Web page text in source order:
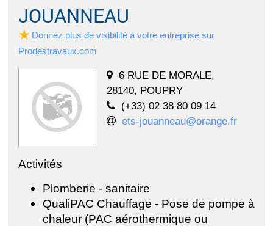
JOUANNEAU
Donnez plus de visibilité à votre entreprise sur
Prodestravaux.com
6 RUE DE MORALE,
28140, POUPRY
(+33) 02 38 80 09 14
ets-jouanneau@orange.fr
Activités
Plomberie - sanitaire
QualiPAC Chauffage - Pose de pompe à
chaleur (PAC aérothermique ou